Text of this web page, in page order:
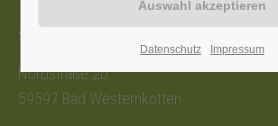
Tourist-Information
Nordstraße 2b
59597 Bad Westernkotten
Datenschutz Impressum